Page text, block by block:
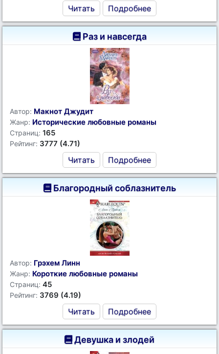
Читать Подробнее
Раз и навсегда
Автор: Макнот Джудит
Жанр: Исторические любовные романы
Страниц: 165
Рейтинг: 3777 (4.71)
Читать Подробнее
Благородный соблазнитель
Автор: Грэхем Линн
Жанр: Короткие любовные романы
Страниц: 45
Рейтинг: 3769 (4.19)
Читать Подробнее
Девушка и злодей